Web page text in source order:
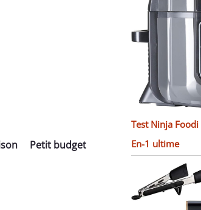
Petit budget
Test Ninja
En-1 ultime